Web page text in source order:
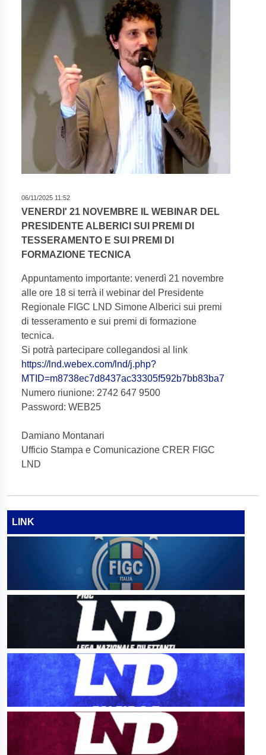
06/11/2025 11:52
VENERDI' 21 NOVEMBRE IL WEBINAR DEL
PRESIDENTE ALBERICI SUI PREMI DI
TESSERAMENTO E SUI PREMI DI
FORMAZIONE TECNICA
Appuntamento importante: venerdì 21 novembre
alle ore 18 si terrà il webinar del Presidente
Regionale FIGC LND Simone Alberici sui premi
di tesseramento e sui premi di formazione
tecnica.
Si potrà partecipare collegandosi al link
https://lnd.webex.com/lnd/j.php?
MTID=m8738ec7d8437ac33305f592b7bb83ba7
Numero riunione: 2742 647 9500
Password: WEB25
Damiano Montanari
Ufficio Stampa e Comunicazione CRER FIGC
LND
LINK